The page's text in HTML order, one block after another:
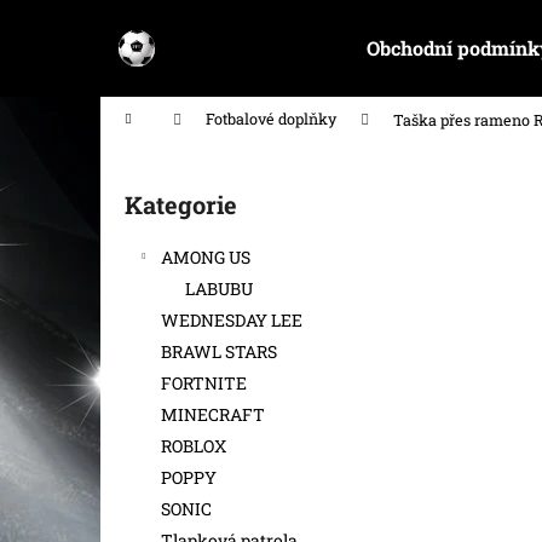
Obchodní
Domů Fotbalové doplňky Taška přes rameno
n
n
í
p
a
n
Přeskočit
kategorie
Kategorie
AMONG US
LABUBU
WEDNESDAY LEE
BRAWL STARS
FORTNITE
MINECRAFT
ROBLOX
POPPY
SONIC
Zpět
Zpět